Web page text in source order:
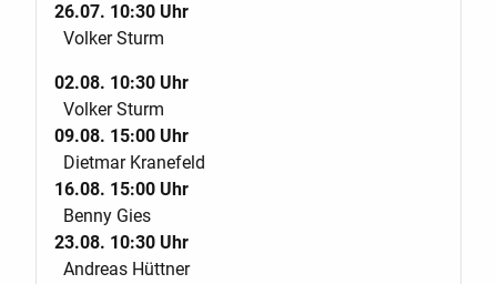
26.07. 10:30 Uhr
Volker Sturm
02.08. 10:30 Uhr
Volker Sturm
09.08. 15:00 Uhr
Dietmar Kranefeld
16.08. 15:00 Uhr
Benny Gies
23.08. 10:30 Uhr
Andreas Hüttner